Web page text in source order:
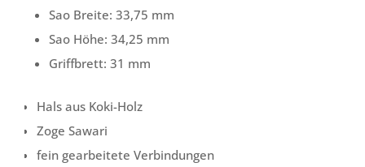
Sao Breite: 33,75 mm
Sao Höhe: 34,25 mm
Griffbrett: 31 mm
Hals aus Koki-Holz
Zoge Sawari
fein gearbeitete Verbindungen